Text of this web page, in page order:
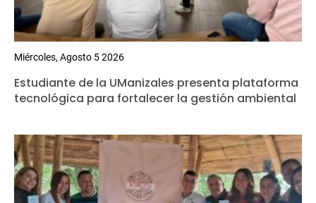
Miércoles, Agosto 5 2026
Estudiante de la UManizales presenta plataforma
tecnológica para fortalecer la gestión ambiental